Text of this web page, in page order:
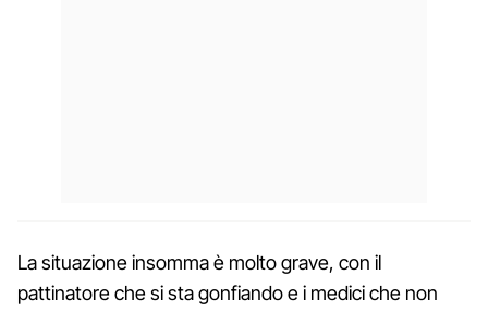
La situazione insomma è molto grave, con il
pattinatore che si sta gonfiando e i medici che non